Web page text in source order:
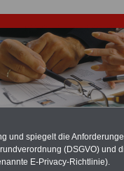
für verfassungs-
der Besoldung
gibt es teilweise
und spiegelt die
(DSGVO) und
E-Privacy-Richtlinie).